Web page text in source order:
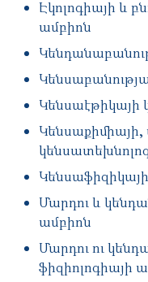
Էկոլոգիայի և
ամբիոն
Կենսաէթիկայի
Մարդու և
ամբիոն
Մարդու ու
ֆիզիոլոգիայի